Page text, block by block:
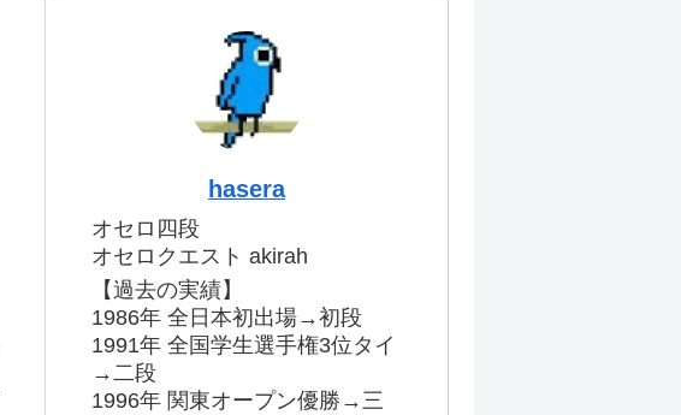
hasera
オセロ四段
オセロクエスト akirah
【過去の実績】
1986年 全日本初出場→初段
1991年 全国学生選手権3位タイ
→二段
1996年 関東オープン優勝→三